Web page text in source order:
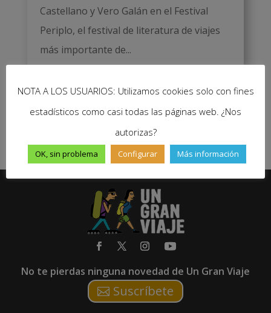
Castellano y Vero Galán en el Festival
Periplo, el festival de literatura de viajes
más importante de...
No te pierdas ninguna novedad de Un Gran Viaje
Suscríbete
NOTA A LOS USUARIOS: Utilizamos cookies solo con fines
estadísticos como casi todas las páginas web. ¿Nos
autorizas?
OK, sin problema Configurar Más información